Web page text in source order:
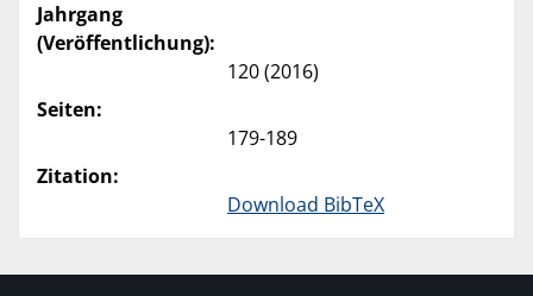
Jahrgang
(Veröffentlichung):
120 (2016)
Seiten:
179-189
Zitation:
Download BibTeX